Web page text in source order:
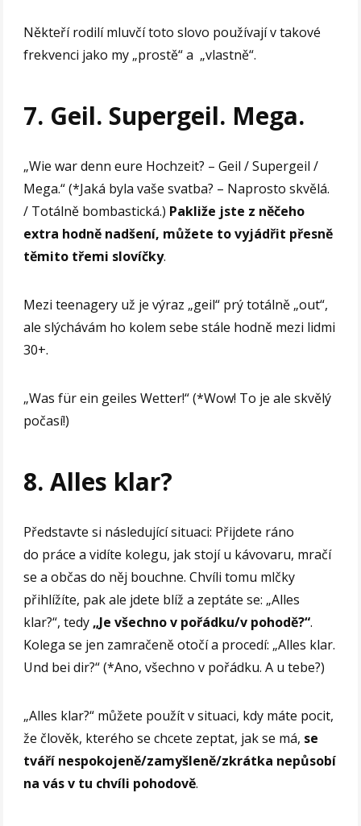
Někteří rodilí mluvčí toto slovo používají v takové
frekvenci jako my „prostě“ a „vlastně“.
7. Geil. Supergeil. Mega.
„Wie war denn eure Hochzeit? – Geil / Supergeil /
Mega.“ (*Jaká byla vaše svatba? – Naprosto skvělá.
/ Totálně bombastická.) Pakliže jste z něčeho
extra hodně nadšení, můžete to vyjádřit přesně
těmito třemi slovíčky.
Mezi teenagery už je výraz „geil“ prý totálně „out“,
ale slýchávám ho kolem sebe stále hodně mezi lidmi
30+.
„Was für ein geiles Wetter!“ (*Wow! To je ale skvělý
počasí!)
8. Alles klar?
Představte si následující situaci: Přijdete ráno
do práce a vidíte kolegu, jak stojí u kávovaru, mračí
se a občas do něj bouchne. Chvíli tomu mlčky
přihlížíte, pak ale jdete blíž a zeptáte se: „Alles
klar?“, tedy„Je všechno v pořádku/v pohodě?“.
Kolega se jen zamračeně otočí a procedí: „Alles klar.
Und bei dir?“ (*Ano, všechno v pořádku. A u tebe?)
„Alles klar?“ můžete použít v situaci, kdy máte pocit,
že člověk, kterého se chcete zeptat, jak se má, se
tváří nespokojeně/zamyšleně/zkrátka nepůsobí
na vás v tu chvíli pohodově.